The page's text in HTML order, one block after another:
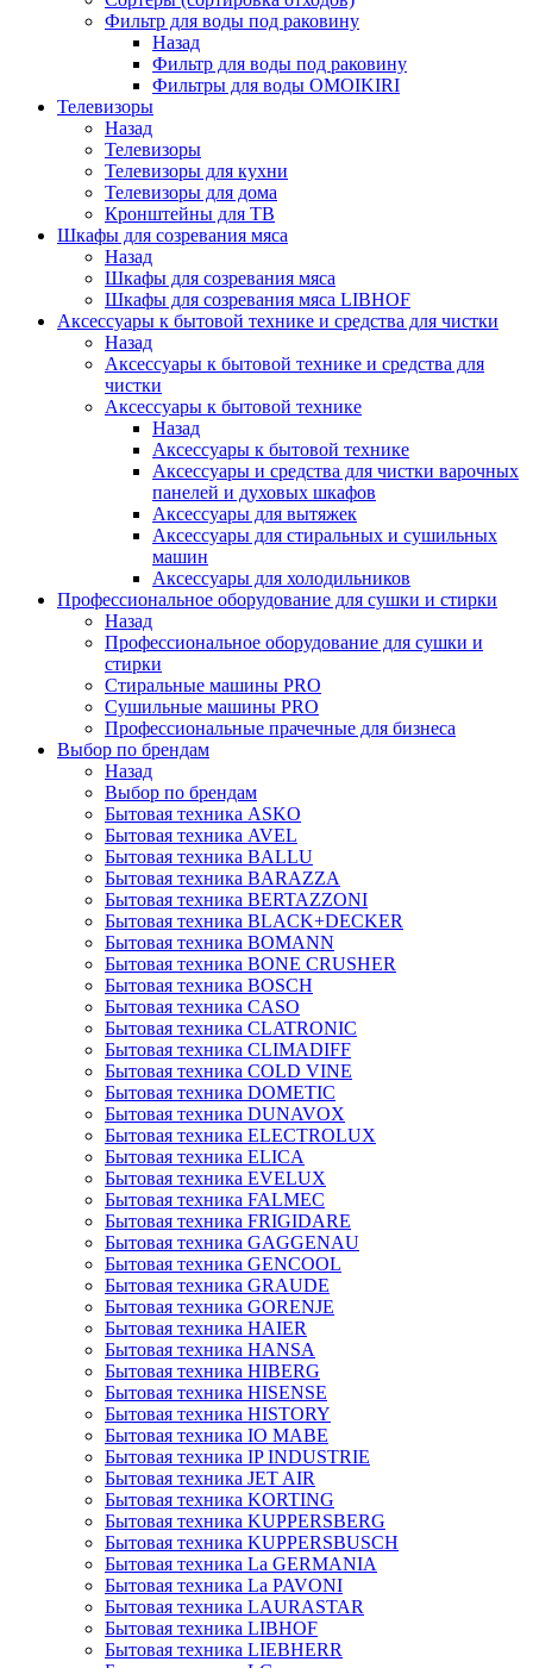
Фильтр для воды под раковину
Назад
Фильтр для воды под раковину
Фильтры для воды OMOIKIRI
Телевизоры
Назад
Телевизоры
Телевизоры для кухни
Телевизоры для дома
Кронштейны для ТВ
Шкафы для созревания мяса
Назад
Шкафы для созревания мяса
Шкафы для созревания мяса LIBHOF
Аксессуары к бытовой технике и средства для чистки
Назад
Аксессуары к бытовой технике и средства для
чистки
Аксессуары к бытовой технике
Назад
Аксессуары к бытовой технике
Аксессуары и средства для чистки варочных
панелей и духовых шкафов
Аксессуары для вытяжек
Аксессуары для стиральных и сушильных
машин
Аксессуары для холодильников
Профессиональное оборудование для сушки и стирки
Назад
Профессиональное оборудование для сушки и
стирки
Стиральные машины PRO
Сушильные машины PRO
Профессиональные прачечные для бизнеса
Выбор по брендам
Назад
Выбор по брендам
Бытовая техника ASKO
Бытовая техника AVEL
Бытовая техника BALLU
Бытовая техника BARAZZA
Бытовая техника BERTAZZONI
Бытовая техника BLACK+DECKER
Бытовая техника BOMANN
Бытовая техника BONE CRUSHER
Бытовая техника BOSCH
Бытовая техника CASO
Бытовая техника CLATRONIC
Бытовая техника CLIMADIFF
Бытовая техника COLD VINE
Бытовая техника DOMETIC
Бытовая техника DUNAVOX
Бытовая техника ELECTROLUX
Бытовая техника ELICA
Бытовая техника EVELUX
Бытовая техника FALMEC
Бытовая техника FRIGIDARE
Бытовая техника GAGGENAU
Бытовая техника GENCOOL
Бытовая техника GRAUDE
Бытовая техника GORENJE
Бытовая техника HAIER
Бытовая техника HANSA
Бытовая техника HIBERG
Бытовая техника HISENSE
Бытовая техника HISTORY
Бытовая техника IO MABE
Бытовая техника IP INDUSTRIE
Бытовая техника JET AIR
Бытовая техника KORTING
Бытовая техника KUPPERSBERG
Бытовая техника KUPPERSBUSCH
Бытовая техника La GERMANIA
Бытовая техника La PAVONI
Бытовая техника LAURASTAR
Бытовая техника LIBHOF
Бытовая техника LIEBHERR